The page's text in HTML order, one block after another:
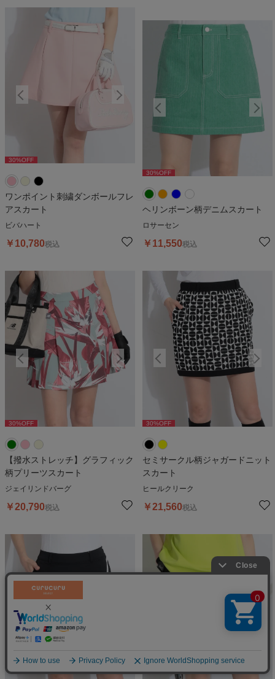
30%OFF
ワンポイント刺繍ダンボールフレ
アスカート
ビバハート
￥ 10,780税込
30%OFF
ヘリンボーン柄デニムスカート
ロサーセン
￥ 11,550税込
30%OFF %OFF
【撥水ストレッチ】グラフィック
柄プリーツスカート
ジェイリンドバーグ
￥20,790税込
30%OFF 30%OFF
セミサークル柄ジャガードニット
スカート
ヒールクリーク
￥21,560税込
絞り込む